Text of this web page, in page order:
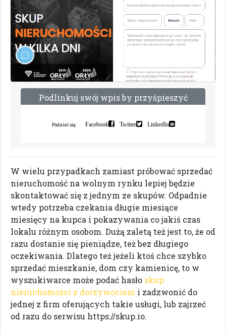
Podlinkuj swój wpisby przyśpieszyć
Podziel się: Facebook Twitter LinkedIn
W wielu przypadkach zamiast próbować sprzedać
nieruchomość na wolnym rynku lepiej będzie
skontaktować się z jednym ze skupów. Odpadnie
wtedy potrzeba czekania długie miesiące
miesięcy na kupca i pokazywania co jakiś czas
lokalu różnym osobom. Dużą zaletą też jest to, że od
razu dostanie się pieniądze, też bez długiego
oczekiwania. Dlatego też jeżeli ktoś chce szybko
sprzedać mieszkanie, dom czy kamienicę, to w
wyszukiwarce może podać hasło skup
nieruchomości z dorzywociem i zadzwonić do
jednej z firm oferujących takie usługi, lub zajrzeć
od razu do serwisu https://skup.io.